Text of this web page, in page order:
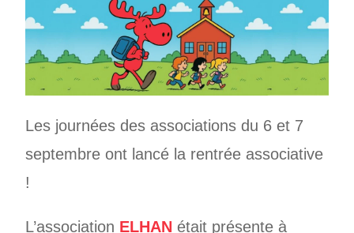
Les journées des associations du 6 et 7
septembre ont lancé la rentrée associative
!
L’association ELHAN était présente à